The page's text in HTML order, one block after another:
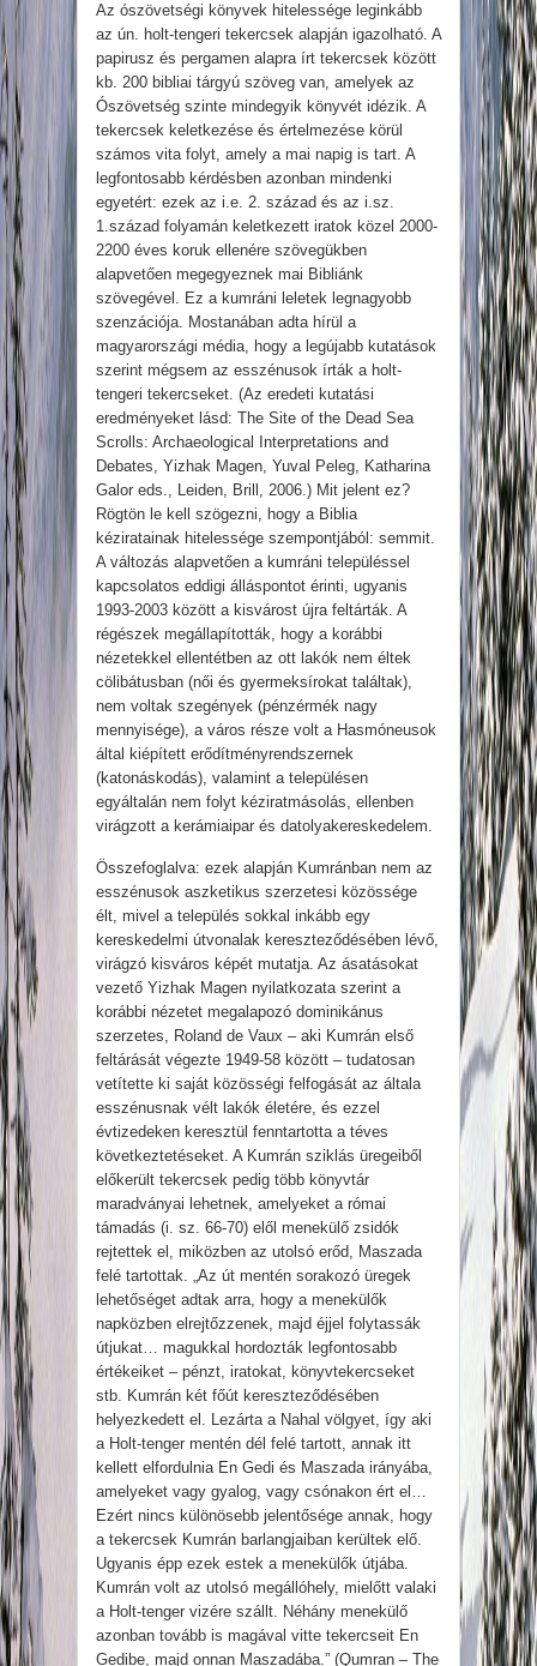
Az ószövetségi könyvek hitelessége leginkább
az ún. holt-tengeri tekercsek alapján igazolható. A
papirusz és pergamen alapra írt tekercsek között
kb. 200 bibliai tárgyú szöveg van, amelyek az
Ószövetség szinte mindegyik könyvét idézik. A
tekercsek keletkezése és értelmezése körül
számos vita folyt, amely a mai napig is tart. A
legfontosabb kérdésben azonban mindenki
egyetért: ezek az i.e. 2. század és az i.sz.
1.század folyamán keletkezett iratok közel 2000-
2200 éves koruk ellenére szövegükben
alapvetően megegyeznek mai Bibliánk
szövegével. Ez a kumráni leletek legnagyobb
szenzációja. Mostanában adta hírül a
magyarországi média, hogy a legújabb kutatások
szerint mégsem az esszénusok írták a holt-
tengeri tekercseket. (Az eredeti kutatási
eredményeket lásd: The Site of the Dead Sea
Scrolls: Archaeological Interpretations and
Debates, Yizhak Magen, Yuval Peleg, Katharina
Galor eds., Leiden, Brill, 2006.) Mit jelent ez?
Rögtön le kell szögezni, hogy a Biblia
kéziratainak hitelessége szempontjából: semmit.
A változás alapvetően a kumráni településsel
kapcsolatos eddigi álláspontot érinti, ugyanis
1993-2003 között a kisvárost újra feltárták. A
régészek megállapították, hogy a korábbi
nézetekkel ellentétben az ott lakók nem éltek
cölibátusban (női és gyermeksírokat találtak),
nem voltak szegények (pénzérmék nagy
mennyisége), a város része volt a Hasmóneusok
által kiépített erődítményrendszernek
(katonáskodás), valamint a településen
egyáltalán nem folyt kéziratmásolás, ellenben
virágzott a kerámiaipar és datolyakereskedelem.
Összefoglalva: ezek alapján Kumránban nem az
esszénusok aszketikus szerzetesi közössége
élt, mivel a település sokkal inkább egy
kereskedelmi útvonalak kereszteződésében lévő,
virágzó kisváros képét mutatja. Az ásatásokat
vezető Yizhak Magen nyilatkozata szerint a
korábbi nézetet megalapozó dominikánus
szerzetes, Roland de Vaux – aki Kumrán első
feltárását végezte 1949-58 között – tudatosan
vetítette ki saját közösségi felfogását az általa
esszénusnak vélt lakók életére, és ezzel
évtizedeken keresztül fenntartotta a téves
következtetéseket. A Kumrán sziklás üregeiből
előkerült tekercsek pedig több könyvtár
maradványai lehetnek, amelyeket a római
támadás (i. sz. 66-70) elől menekülő zsidók
rejtettek el, miközben az utolsó erőd, Maszada
felé tartottak. „Az út mentén sorakozó üregek
lehetőséget adtak arra, hogy a menekülők
napközben elrejtőzzenek, majd éjjel folytassák
útjukat… magukkal hordozták legfontosabb
értékeiket – pénzt, iratokat, könyvtekercseket
stb. Kumrán két főút kereszteződésében
helyezkedett el. Lezárta a Nahal völgyet, így aki
a Holt-tenger mentén dél felé tartott, annak itt
kellett elfordulnia En Gedi és Maszada irányába,
amelyeket vagy gyalog, vagy csónakon ért el…
Ezért nincs különösebb jelentősége annak, hogy
a tekercsek Kumrán barlangjaiban kerültek elő.
Ugyanis épp ezek estek a menekülők útjába.
Kumrán volt az utolsó megállóhely, mielőtt valaki
a Holt-tenger vizére szállt. Néhány menekülő
azonban tovább is magával vitte tekercseit En
Gedibe, majd onnan Maszadába.” (Qumran – The